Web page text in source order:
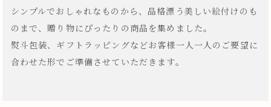
シンプルでおしゃれなものから、品格漂う美しい絵付けのも
のまで、贈り物にぴったりの商品を集めました。
熨斗包装、ギフトラッピングなどお客様一人一人のご要望に
合わせた形でご準備させていただきます。